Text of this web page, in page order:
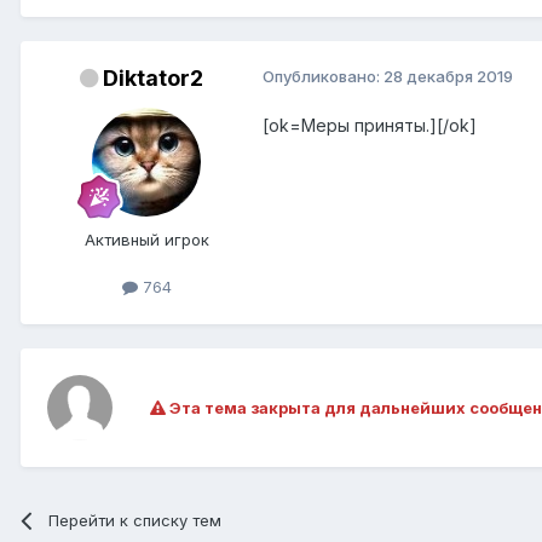
Diktator2
Активный игрок
764
Опубликовано: 28 декабря 2019
[ok=Меры приняты.][/ok]
Эта тема закрыта для дальнейших
Перейти к списку тем